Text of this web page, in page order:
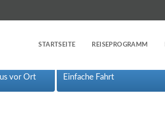
STARTSEITE REISEPROGRAMM
vor Ort Einfache Fahrt